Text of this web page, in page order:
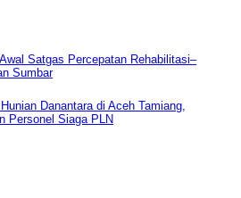
Satgas Percepatan Rehabilitasi–
Sumbar
Danantara di Aceh Tamiang,
Personel Siaga PLN